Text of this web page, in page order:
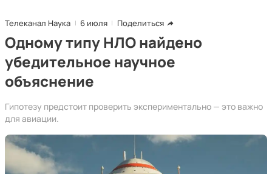
Телеканал Наука 6 июля Поделиться
Одному типу НЛО найдено
убедительное научное
объяснение
Гипотезу предстоит проверить экспериментально — это важно
для авиации.